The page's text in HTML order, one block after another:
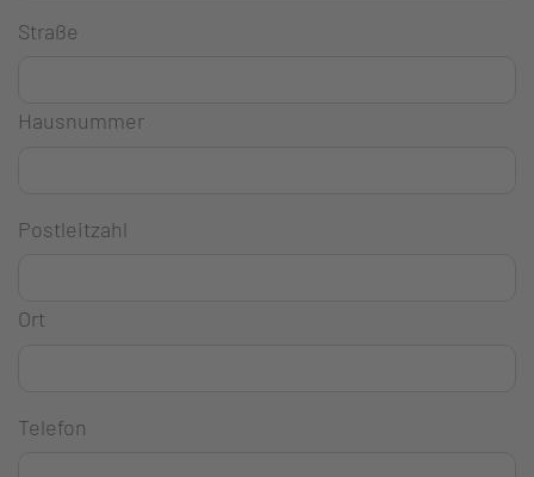
Straße
Hausnummer
Postleitzahl
Ort
Telefon